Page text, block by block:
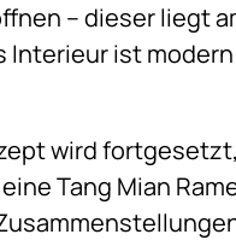
– dieser liegt
Interieur ist
wird
Tang Mian